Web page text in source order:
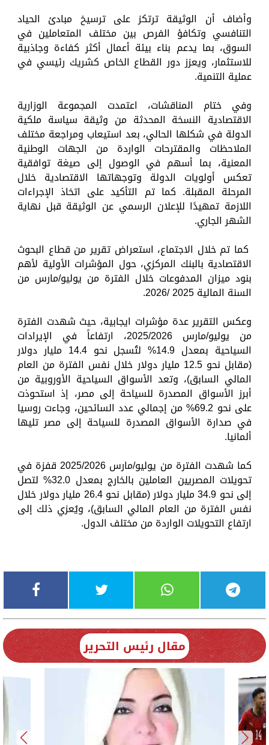
وأضاف أن الوثيقة ترتكز على ترسيخ مبادئ الحياد
التنافسي وتكافؤ الفرص بين مختلف المتعاملين في
السوق، بما يدعم بناء بيئة أعمال أكثر كفاءة وجاذبية
للاستثمار، ويعزز دور القطاع الخاص كشريك رئيسي في
عملية التنمية.
وفي ختام المناقشات، اعتمدت المجموعة الوزارية
الاقتصادية النسخة المحدثة من وثيقة سياسة ملكية
الدولة في شكلها الحالي، بعد استيعاب ومراجعة مختلف
الملاحظات والمقترحات الواردة من الجهات الوطنية
المعنية، بما أسهم في الوصول إلى صيغة توافقية
تعكس أولويات الدولة وتوجهاتها الاقتصادية خلال
المرحلة المقبلة. كما تم التأكيد على اتخاذ الإجراءات
اللازمة تمهيدًا للإعلان الرسمي عن الوثيقة قبل نهاية
الشهر الجاري.
كما تم خلال الاجتماع، استعراض تقرير من قطاع البحوث
الاقتصادية بالبنك المركزي، حول المؤشرات الأولية لأهم
بنود ميزان المدفوعات خلال الفترة من يوليو/مارس من
السنة المالية 2025 /2026.
وعكس التقرير عدة مؤشرات ايجابية، حيث شهدت الفترة
من يوليو/مارس 2025/2026، ارتفاعاً في الإيرادات
السياحية بمعدل 14.9% لتُسجل نحو 14.4 مليار دولار
(مقابل نحو 12.5 مليار دولار خلال نفس الفترة من العام
المالي السابق)، وتعد الأسواق السياحية الأوروبية من
أبرز الأسواق المصدرة للسياحة إلى مصر، إذ استحوذت
على نحو 69.2% من إجمالي عدد السائحين، وجاءت روسيا
في صدارة الأسواق المصدرة للسياحة إلى مصر تليها
ألمانيا.
كما شهدت الفترة من يوليو/مارس 2025/2026 قفزة في
تحويلات المصريين العاملين بالخارج بمعدل 32.0% لتصل
إلى نحو 34.9 مليار دولار (مقابل نحو 26.4 مليار دولار خلال
نفس الفترة من العام المالي السابق)، ويُعزي ذلك إلى
ارتفاع التحويلات الواردة من مختلف الدول.
مقال رئيس التحرير